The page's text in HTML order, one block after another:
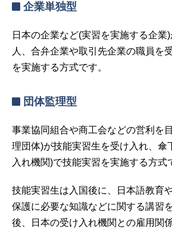
企業単独型
日本の企業など(実習を実施する企業
人、合弁企業や取引先企業の職員を
を実施する方式です。
団体監理型
事業協同組合や商工会などの営利を
理団体)が技能実習生を受け入れ、傘
入れ機関)で技能実習を実施する方式
技能実習生は入国後に、日本語教育
保護に必要な知識などに関する講習
後、日本の受け入れ機関との雇用関